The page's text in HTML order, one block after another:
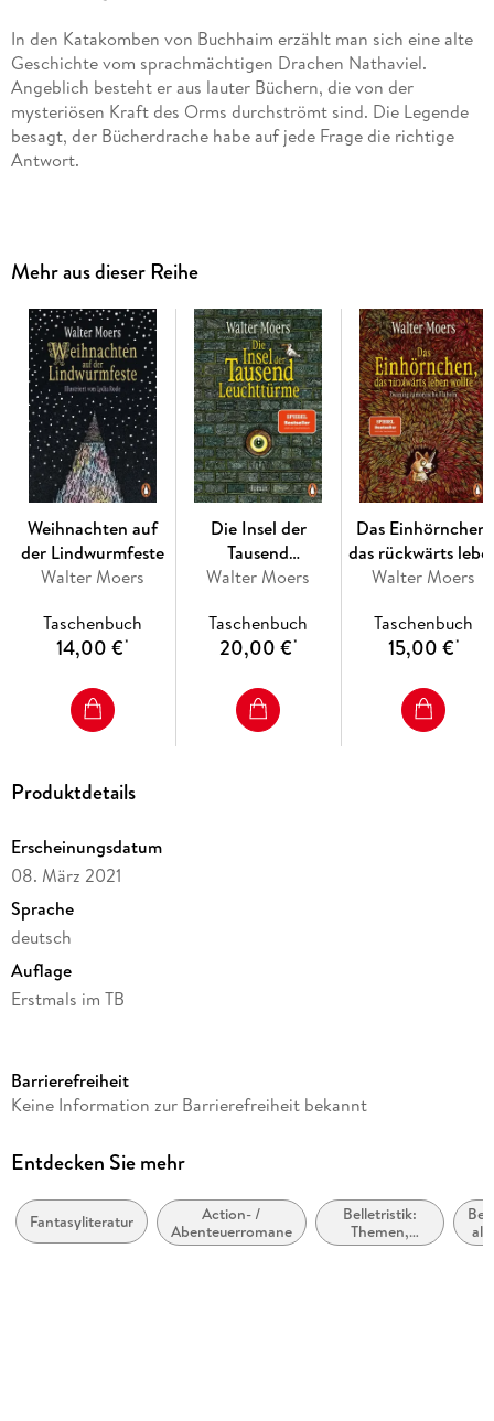
In den Katakomben von Buchhaim erzählt man sich eine alte
Geschichte vom sprachmächtigen Drachen Nathaviel.
Angeblich besteht er aus lauter Büchern, die von der
mysteriösen Kraft des Orms durchströmt sind. Die Legende
besagt, der Bücherdrache habe auf jede Frage die richtige
Antwort.
Nathaviel hausen soll. Dabei wagt er sich in Bereiche der
Katakomben, in denen es von Gefahren wie den
heimtückischen Bücherjägern nur so wimmelt. Und er ahnt
nicht, dass die größte Gefahr, die ihm droht, vom
Bücherdrachen selber ausgeht.
Dies ist ein Roman, der im legendären Bücherreich Zamonien
spielt. Folgende weitere Zamonienromane sind bislang
erschienen:
Die 13 1/2 Leben des Käpt'n Blaubär
Ensel und Krete
Rumo & Die Wunder im Dunkeln
Der Schrecksenmeister
Das Labyrinth der Träumenden Bücher
Prinzessin Insomnia & der alptraumfarbene Nachtmahr
Weihnachten auf der Lindwurmfeste
Die Insel der Tausend Leuchttürme
Außerdem: Das Einhörnchen, das rückwärts leben wollte:
Mehr aus dieser Reihe
Weihnachten auf
der Lindwurmfeste
Walter Moers
Taschenbuch
14,00 €*
Die Insel der
Tausend
Leuchttürme
Walter Moers
Taschenbuch
20,00 €*
Das Einhörnchen,
das rückwärts
wollte
Walter Moers
Taschenbuch
15,00 €*
Produktdetails
Erscheinungsdatum
08. März 2021
Sprache
deutsch
Auflage
Erstmals im TB
Reihe
Autor/Autorin
Verlag/Hersteller
Penguin TB Verlag
Barrierefreiheit
Keine Information zur Barrierefreiheit bekannt
Entdecken Sie mehr
Fantasyliteratur
Action- /
Abenteuerromane
Belletristik:
Themen,
Stoffe, Motive: